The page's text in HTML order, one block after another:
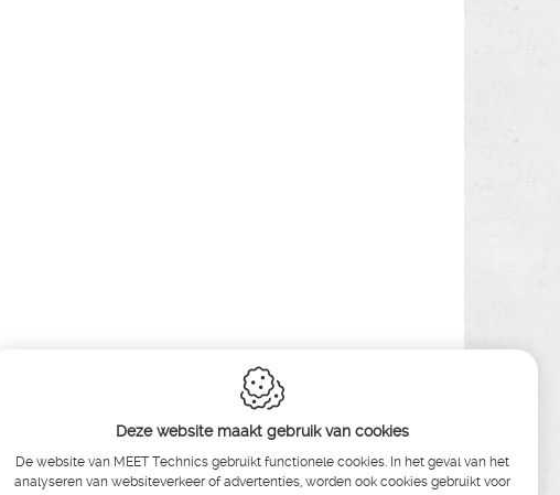
Deze website maakt gebruik van cookies
De website van MEET Technics gebruikt functionele cookies. In het geval van het
analyseren van websiteverkeer of advertenties, worden ook cookies gebruikt voor